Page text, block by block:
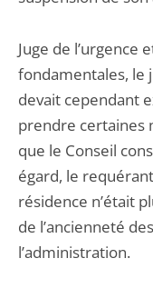
Juge de l’urgence
fondamentales, le
devait cependant
prendre certaines
que le Conseil
égard, le
résidence n’était
de l’ancienneté
l’administration.